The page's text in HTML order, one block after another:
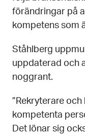
förändringar på
kompetens som
Ståhlberg
uppdaterad och
noggrant.
”Rekryterare
kompetenta
Det lönar sig